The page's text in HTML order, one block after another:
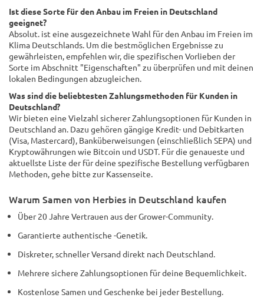
Ist diese Sorte für den Anbau im Freien in Deutschland
geeignet?
Absolut. ist eine ausgezeichnete Wahl für den Anbau im Freien im
Klima Deutschlands. Um die bestmöglichen Ergebnisse zu
gewährleisten, empfehlen wir, die spezifischen Vorlieben der
Sorte im Abschnitt "Eigenschaften" zu überprüfen und mit deinen
lokalen Bedingungen abzugleichen.
Was sind die beliebtesten Zahlungsmethoden für Kunden in
Deutschland?
Wir bieten eine Vielzahl sicherer Zahlungsoptionen für Kunden in
Deutschland an. Dazu gehören gängige Kredit- und Debitkarten
(Visa, Mastercard), Banküberweisungen (einschließlich SEPA) und
Kryptowährungen wie Bitcoin und USDT. Für die genaueste und
aktuellste Liste der für deine spezifische Bestellung verfügbaren
Methoden, gehe bitte zur Kassenseite.
Warum Samen von Herbies in Deutschland kaufen
Über 20 Jahre Vertrauen aus der Grower-Community.
Garantierte authentische -Genetik.
Diskreter, schneller Versand direkt nach Deutschland.
Mehrere sichere Zahlungsoptionen für deine Bequemlichkeit.
Kostenlose Samen und Geschenke bei jeder Bestellung.